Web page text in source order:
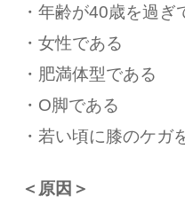
・年齢が40歳を過ぎ
・女性である
・肥満体型である
・O脚である
・若い頃に膝のケガ
＜原因＞